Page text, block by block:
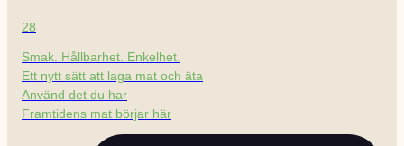
28
Smak. Hållbarhet. Enkelhet.
Ett nytt sätt att laga mat och äta
Använd det du har
Framtidens mat börjar här